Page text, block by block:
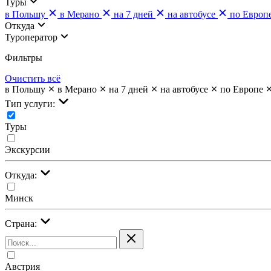
в Польшу
в Мерано на 7 дней на автобусе
по
Откуда
Туроператор
Фильтры
Очистить всё
в Польшу
в Мерано на 7 дней на автобусе
по Европе
Тип услуги:
Туры
Экскурсии
Откуда:
Минск
Страна:
Австрия